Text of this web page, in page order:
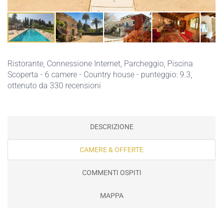
Ristorante, Connessione Internet, Parcheggio, Piscina
Scoperta - 6 camere - Country house - punteggio: 9.3,
ottenuto da 330 recensioni
DESCRIZIONE
CAMERE & OFFERTE
COMMENTI OSPITI
MAPPA